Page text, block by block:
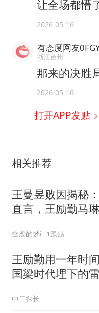
让全场都懵
2026-05-16
有态度网友
浙江台州
那来的决胜
2026-05-16
打开APP发贴
相关推荐
王曼昱败因揭秘
直言，王励勤马
空袭的梦i 1跟贴
王励勤用一年时
国梁时代埋下的
中二探长